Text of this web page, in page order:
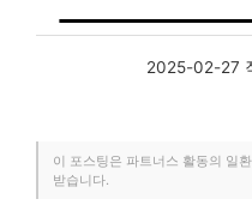
2025-02-27
이 포스팅은 파트너스 활동의 일
받습니다.